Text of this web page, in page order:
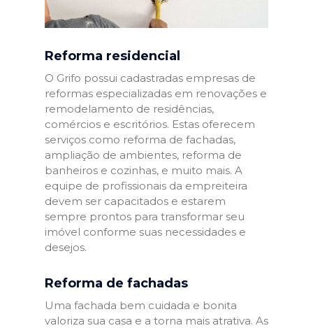
Reforma residencial
O Grifo possui cadastradas empresas de
reformas especializadas em renovações e
remodelamento de residências,
comércios e escritórios. Estas oferecem
serviços como reforma de fachadas,
ampliação de ambientes, reforma de
banheiros e cozinhas, e muito mais. A
equipe de profissionais da empreiteira
devem ser capacitados e estarem
sempre prontos para transformar seu
imóvel conforme suas necessidades e
desejos.
Reforma de fachadas
Uma fachada bem cuidada e bonita
valoriza sua casa e a torna mais atrativa. As